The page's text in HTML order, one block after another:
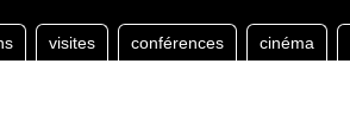
visites conférences cinéma